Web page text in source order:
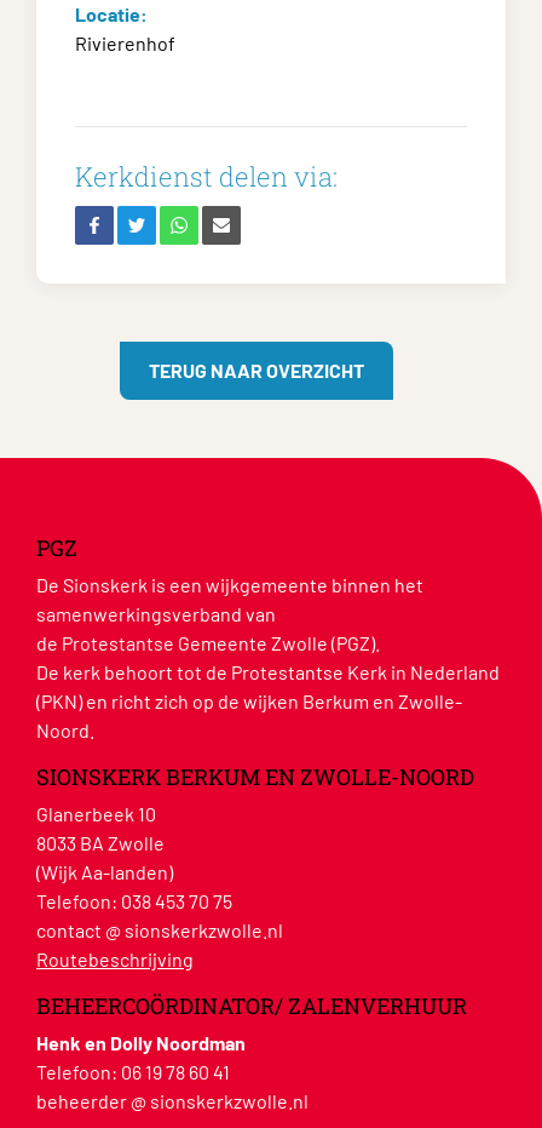
Locatie:
Rivierenhof
Kerkdienst delen via:
TERUG NAAR OVERZICHT
PGZ
De Sionskerk is een wijkgemeente binnen het
samenwerkingsverband van
de Protestantse Gemeente Zwolle (PGZ).
De kerk behoort tot de Protestantse Kerk in Nederland
(PKN) en richt zich op de wijken Berkum en Zwolle-
Noord.
SIONSKERK BERKUM EN ZWOLLE-NOORD
Glanerbeek 10
8033 BA Zwolle
(Wijk Aa-landen)
Telefoon: 038 453 70 75
contact @ sionskerkzwolle.nl
Routebeschrijving
BEHEERCOÖRDINATOR/ ZALENVERHUUR
Henk en Dolly Noordman
Telefoon: 06 19 78 60 41
beheerder @ sionskerkzwolle.nl